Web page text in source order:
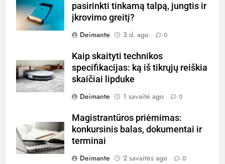
pasirinkti tinkamą talpą, jungtis ir
įkrovimo greitį?
Deimante
3 d. ago 0
Kaip skaityti technikos
specifikacijas: ką iš tikrųjų reiškia
skaičiai lipduke
Deimante
1 savaitė ago 0
Magistrantūros priėmimas:
konkursinis balas, dokumentai ir
terminai
Deimante
2 savaitės ago 0